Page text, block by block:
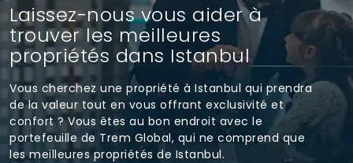
Laissez-nous vous aider à
trouver les meilleures
propriétés dans Istanbul
Vous cherchez une propriété à Istanbul qui prendra
de la valeur tout en vous offrant exclusivité et
confort ? Vous êtes au bon endroit avec le
portefeuille de Trem Global, qui ne comprend que
les meilleures propriétés de Istanbul.